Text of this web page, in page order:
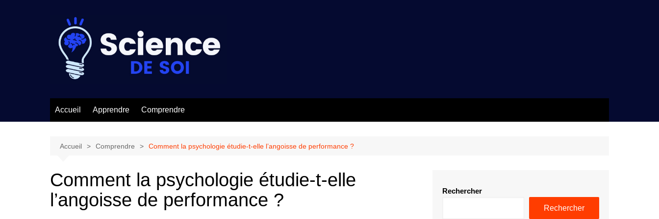
Accueil Apprendre Comprendre
Accueil Comprendre Comment la psychologie étudie-t-elle l’angoisse de performance ?
Comment la psychologie étudie-t-elle
l’angoisse de performance ?
Rechercher
Rechercher